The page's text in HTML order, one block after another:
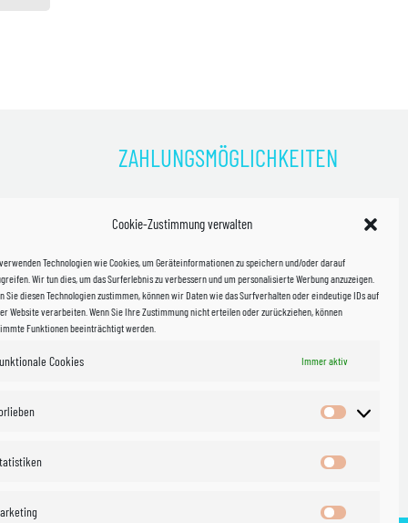
Cookie-Zustimmung verwalten
Technologien wie Cookies, um Geräteinformationen zu speichern und/oder darauf
Wir tun dies, um das Surferlebnis zu verbessern und um personalisierte Werbung anzuzeigen.
Sie diesen Technologien zustimmen, können wir Daten wie das Surfverhalten oder eindeutige IDs auf
Website verarbeiten. Wenn Sie Ihre Zustimmung nicht erteilen oder zurückziehen, können
Funktionen beeinträchtigt werden.
Cookies Immer aktiv
Vorlieben
Sachsen
Versand
ZAHLUNGSMÖGLICHKEITEN